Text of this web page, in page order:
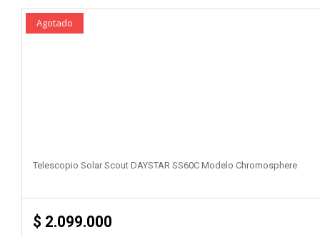
Agotado
Telescopio Solar Scout DAYSTAR SS60C Modelo Chromosphere
$ 2.099.000